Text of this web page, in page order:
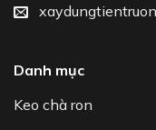
Danh mục
Keo chà ron